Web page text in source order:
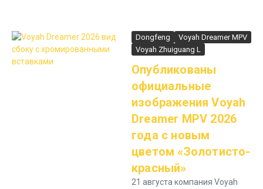
Dongfeng
Voyah Dreamer MPV
Voyah Zhuiguang L
Опубликованы
официальные
изображения Voyah
Dreamer MPV 2026
года с новым
цветом «Золотисто-
красный»
21 августа компания Voyah